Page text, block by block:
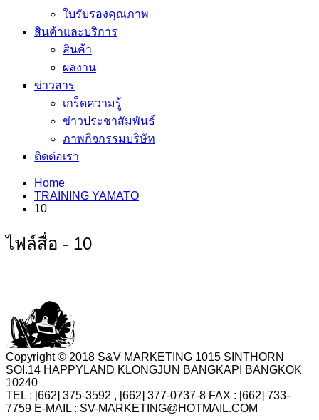
ใบรับรองคุณภาพ
สินค้าและบริการ
สินค้า
ผลงาน
ข่าวสาร
เกร็ดความรู้
ข่าวประชาสัมพันธ์
ภาพกิจกรรมบริษัท
ติดต่อเรา
Home
TRAINING YAMATO
10
ไฟล์สื่อ - 10
Copyright © 2018 S&V MARKETING 1015 SINTHORN
SOI.14 HAPPYLAND KLONGJUN BANGKAPI BANGKOK
10240
TEL : [662] 375-3592 , [662] 377-0737-8 FAX : [662] 733-
7759 E-MAIL : SV-MARKETING@HOTMAIL.COM